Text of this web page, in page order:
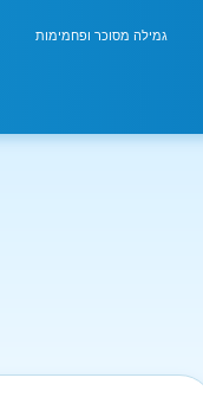
גמילה מסוכר ופחמימות